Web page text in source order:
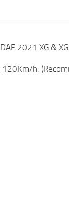
2021 XG &
h.